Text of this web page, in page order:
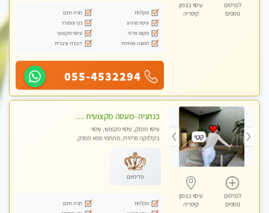
לפרטים
נוספים
עיסוי בצפון
קיסריה
מקלחת
חניה חינם
עיסוי מרגיע
נקי ומסודר
מקום פרטי
עיסוי מקצועי
תמונה אמיתית
דוברת עיברית
055-4532294
לפרטים
נוספים
עיסוי בצפון
קיסריה
בנתניה -מעסה מקצועית איכותית עיסוי מפנק ברמה אחרת !!!
עיסוי מפנק, עיסוי מקצועי, עיסוי
בקלניקה פרטית, מתחמי ספא מפנק,
פרימיום
מקלחת
חניה חינם